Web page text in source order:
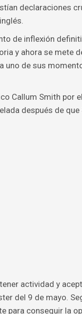
declaraciones
de inflexión
y ahora se mete
uno de sus
Callum Smith por
después de
actividad y
del 9 de mayo.
para conseguir la